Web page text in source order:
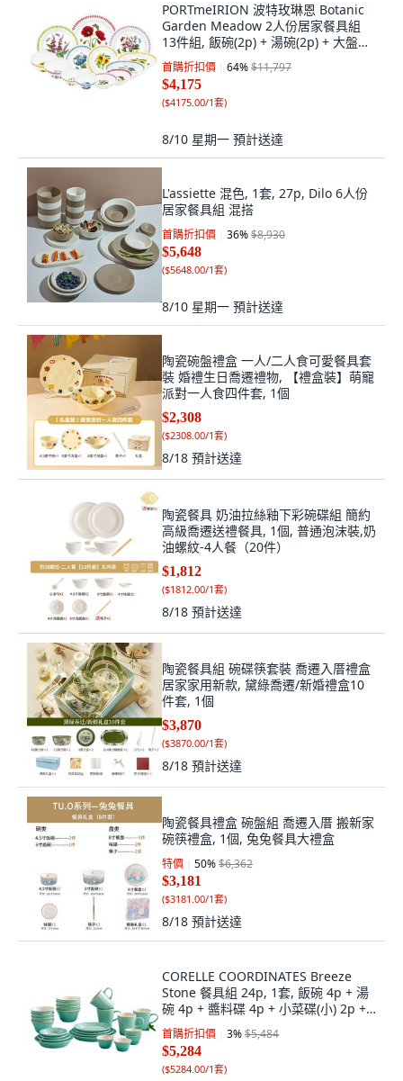
PORTmeIRION 波特玫琳恩 Botanic
Garden Meadow 2人份居家餐具組
13件組, 飯碗(2p) + 湯碗(2p) + 大盤
(1p) + 中盤(2p) + 小盤(2p) + 新碗(4p),
1套, 隨機出貨
首購折扣價 64%$11,797
$4,175
($4175.00/1套)
8/10 星期一 預計送達
L'assiette 混色, 1套, 27p, Dilo 6人份
居家餐具組 混搭
首購折扣價 36%$8,930
$5,648
($5648.00/1套)
8/10 星期一 預計送達
陶瓷碗盤禮盒 一人/二人食可愛餐具套
裝 婚禮生日喬遷禮物, 【禮盒裝】萌寵
派對一人食四件套, 1個
$2,308
($2308.00/1套)
8/18 預計送達
陶瓷餐具 奶油拉絲釉下彩碗碟組 簡約
高級喬遷送禮餐具, 1個, 普通泡沫裝,奶
油螺紋-4人餐（20件）
$1,812
($1812.00/1套)
8/18 預計送達
陶瓷餐具組 碗碟筷套裝 喬遷入厝禮盒
居家家用新款, 黛綠喬遷/新婚禮盒10
件套, 1個
$3,870
($3870.00/1套)
8/18 預計送達
陶瓷餐具禮盒 碗盤組 喬遷入厝 搬新家
碗筷禮盒, 1個, 兔兔餐具大禮盒
特價 50%$6,362
$3,181
($3181.00/1套)
8/18 預計送達
CORELLE COORDINATES Breeze
Stone 餐具組 24p, 1套, 飯碗 4p + 湯
碗 4p + 醬料碟 4p + 小菜碟(小) 2p +
小菜碟(中) + 小菜碟(大) + 盤子(小) 2p
+ 盤子(中) + 盤子(大) + 馬克杯 4p, 綠
色
首購折扣價 3%$5,484
$5,284
($5284.00/1套)